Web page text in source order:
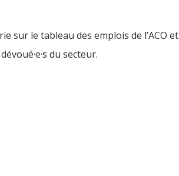
sur le tableau des emplois de l’ACO et
du secteur.